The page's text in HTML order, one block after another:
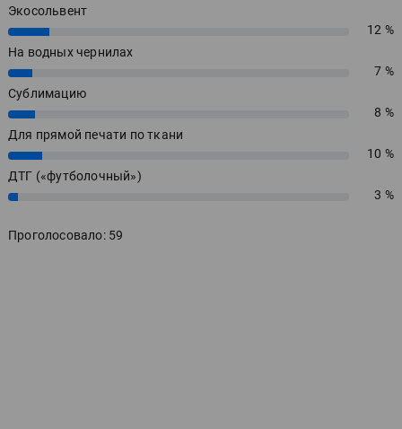
Экосольвент
12%
12 %
На водных чернилах
7%
7 %
Сублимацию
8%
8 %
Для прямой печати по ткани
10%
10 %
ДТГ («футболочный»)
3% 3 %
Проголосовало: 59